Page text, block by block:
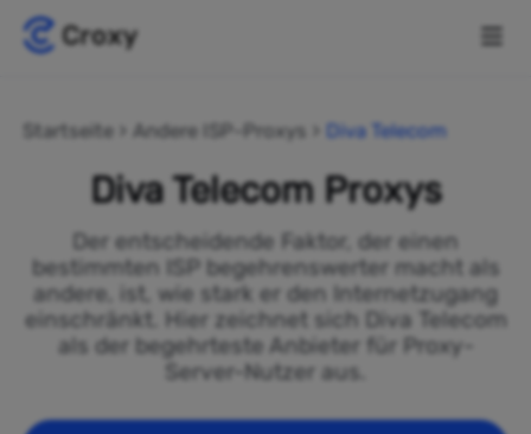
Startseite Andere ISP-Proxys Diva Telecom
Diva Telecom Proxys
Der entscheidende Faktor, der einen
bestimmten ISP begehrenswerter macht als
andere, ist, wie stark er den Internetzugang
einschränkt. Hier zeichnet sich Diva Telecom
als der begehrteste Anbieter für Proxy-
Server-Nutzer aus.